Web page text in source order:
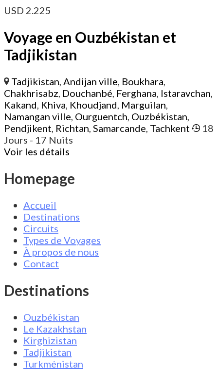
USD 2.225
Voyage en Ouzbékistan et
Tadjikistan
Tadjikistan,Andijan ville, Boukhara,
Chakhrisabz, Douchanbé, Ferghana, Istaravchan,
Kakand, Khiva, Khoudjand, Marguilan,
Namangan ville, Ourguentch, Ouzbékistan,
Pendjikent, Richtan, Samarcande, Tachkent
18
Jours - 17 Nuits
Voir les détails
Homepage
Accueil
Destinations
Circuits
Types de Voyages
À propos de nous
Contact
Destinations
Ouzbékistan
Le Kazakhstan
Kirghizistan
Tadjikistan
Turkménistan